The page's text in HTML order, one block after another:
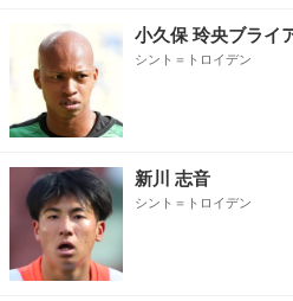
小久保 玲央ブライ
シント＝トロイデン
新川 志音
シント＝トロイデン